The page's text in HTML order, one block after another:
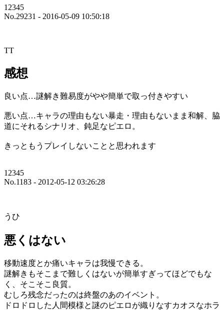
12345
No.29231 - 2016-05-09 10:50:18
TT
感想
良い点…謎解き難易度がやや簡単で取っ付きやすい
悪い点…キャラの理由もない暴走・理由もないまま和解、脇
道にそれるシナリオ、鈍足なピエロ。
きっともうプレイしないことと思われます
12345
No.1183 - 2012-05-12 03:26:28
うひ
悪くはない
移動速度とか痛いキャラは我慢できる。
謎解きもそこまで難しくはないが簡単すぎってほどでもな
く、そこそこ良質。
むしろ残念だったのは終盤のあのイベント。
ドロドロした人間模様と謎のピエロが織りなすカオスなホラ